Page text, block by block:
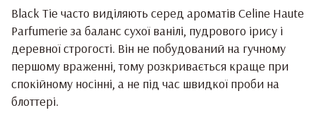
Black Tie часто виділяють серед ароматів Celine Haute
Parfumerie за баланс сухої ванілі, пудрового ірису і
деревної строгості. Він не побудований на гучному
першому враженні, тому розкривається краще при
спокійному носінні, а не під час швидкої проби на
блоттері.